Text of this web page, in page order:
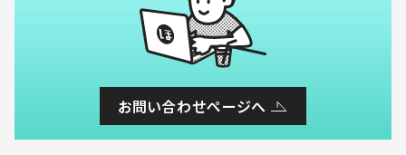
お問い合わせページへ